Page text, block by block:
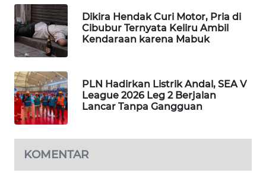
Dikira Hendak Curi Motor, Pria di
Cibubur Ternyata Keliru Ambil
Kendaraan karena Mabuk
PLN Hadirkan Listrik Andal, SEA V
League 2026 Leg 2 Berjalan
Lancar Tanpa Gangguan
KOMENTAR
WAHANA
UMKM
WAHANA
WAHANA
PERSONA
WAHANA
OTOMOTIF